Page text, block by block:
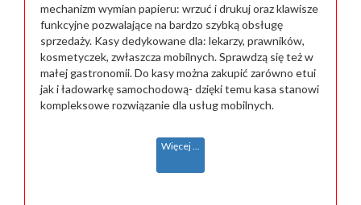
mechanizm wymian papieru: wrzuć i drukuj oraz klawisze
funkcyjne pozwalające na bardzo szybką obsługę
sprzedaży. Kasy dedykowane dla: lekarzy, prawników,
kosmetyczek, zwłaszcza mobilnych. Sprawdzą się też w
małej gastronomii. Do kasy można zakupić zarówno etui
jak i ładowarkę samochodową- dzięki temu kasa stanowi
kompleksowe rozwiązanie dla usług mobilnych.
Więcej ...